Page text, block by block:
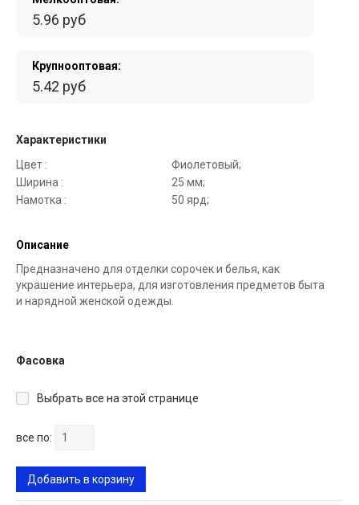
5.96 руб
Крупнооптовая:
5.42 руб
Характеристики
Цвет :
Фиолетовый;
Ширина :
25 мм;
Намотка :
50 ярд;
Описание
Предназначено для отделки сорочек и белья, как
украшение интерьера, для изготовления предметов быта
и нарядной женской одежды.
Фасовка
Выбрать все на этой странице
все по:
Добавить в корзину